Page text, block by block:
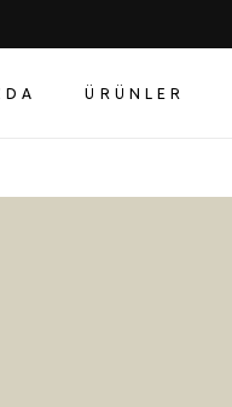
ÜRÜNLER